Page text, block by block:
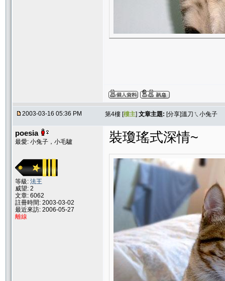
2003-03-16 05:36 PM 第4樓 [樓主] 文章主題: [分享]溫刀ㄟ小兔子
poesia
最愛: 小兔子，小毛驢
等級: 法王
威望: 2
文章: 6062
註冊時間: 2003-03-02
最近來訪: 2006-05-27
離線
裝瓊瑤式深情~